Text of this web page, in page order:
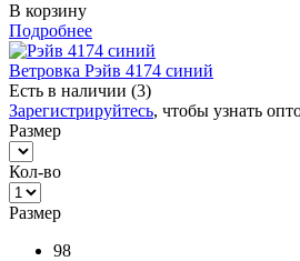
В корзину
Подробнее
Ветровка Рэйв 4174 синий
Есть в наличии (3)
Зарегистрируйтесь, чтобы узнать
Размер
Кол-во
Размер
98